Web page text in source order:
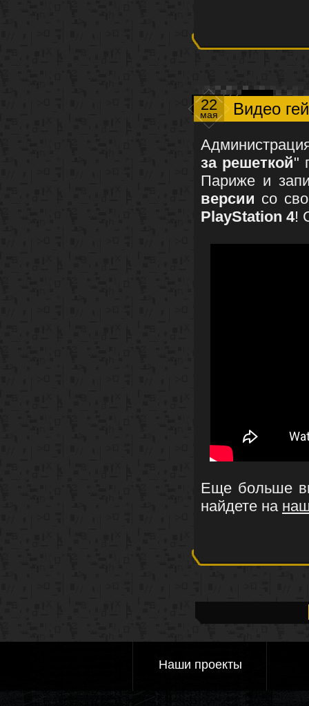
22
мая Видео
за решеткой"
Париже и
версии со
PlayStation 4!
Еще больше
найдете на
Наши проекты